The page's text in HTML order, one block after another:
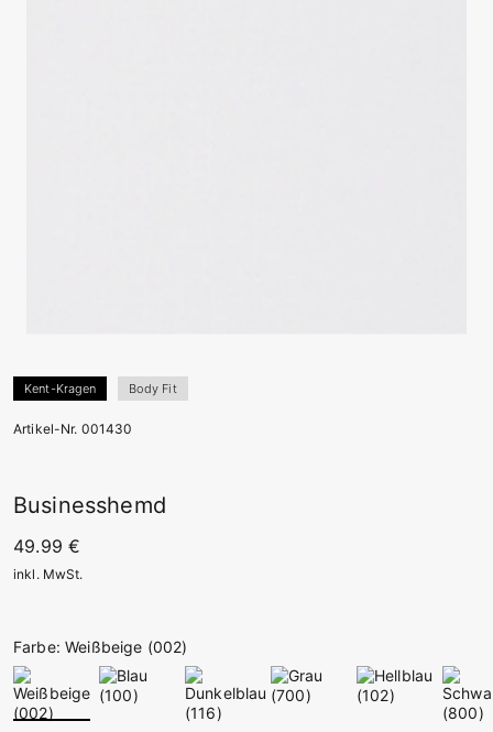
Kent-Kragen Body Fit
Artikel-Nr. 001430
Businesshemd
49.99 €
inkl. MwSt.
Farbe: Weißbeige (002)